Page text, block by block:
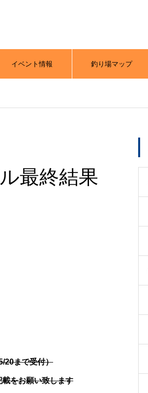
イベント情報 釣り場マップ
最終結果
20まで受付）
をお願い致します